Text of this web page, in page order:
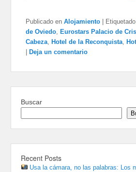
Publicado en Alojamiento Etiquetado
de Oviedo, Eurostars Palacio de
Cabeza, Hotel de la Reconquista,
Deja un comentario
Buscar
Recent Posts
Usa la cámara, no las palabras: Los